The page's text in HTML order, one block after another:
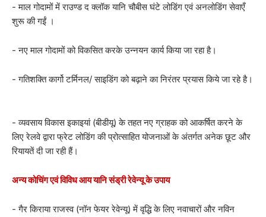
- माल गोदामों में राउण्ड द क्लॉक यानि चौबीस घंटे लोडिंग एवं अनलोडिंग सेवाएँ
शुरू की गईं ।
- नए माल गोदामों को विकसित करके उन्नयन कार्य किया जा रहा है।
- गतिशक्ति कार्गो टर्मिनल/ साइडिंग को बढ़ाने का निरंतर प्रयास किये जा रहे है।
- व्यवसाय विकास इकाइयां (बीडीयू) के तहत नए ग्राहक को आकर्षित करने के
लिए रेलवे द्वारा फ्रेट लोडिंग की प्रोत्साहित योजनाओं के अंतर्गत अनेक छूट और
रियायतें दी जा रही हैं।
अन्य कोचिंग एवं विविध आय यानि संड्री रेवेन्यू के उपाय
- गैर किराया राजस्व (नॉन फेयर रेवेन्यू) में वृद्धि के लिए नवाचारों और नविन